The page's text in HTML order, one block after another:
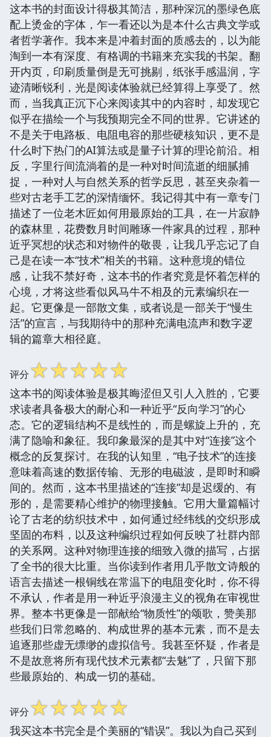
这本书的封面设计得极其简洁，那种深沉的墨绿色底
配上烫金的字体，乍一看还以为是本什么古典文学或
者哲学著作。我本来是冲着封面的质感去的，以为能
淘到一本有深度、有格调的书籍来充实我的书架。翻
开内页，印刷质量倒是无可挑剔，纸张手感温润，字
迹清晰锐利，光是阅读体验就已经算得上享受了。然
而，当我真正沉下心来阅读其中的内容时，却发现它
似乎在描绘一个与我预期完全不同的世界。它讲述的
不是关于电路板、电阻电容的那些硬核知识，更不是
什么时下热门的AI算法或是量子计算的理论前沿。相
反，字里行间流淌着的是一种对时间流逝的细腻捕
捉，一种对人与自然关系的哲学反思，甚至夹杂着一
些对古老手工艺的深情缅怀。我记得其中有一章专门
描述了一位老木匠如何用最原始的工具，在一片寂静
的森林里，花费数月时间雕琢一件家具的过程，那种
近乎冥想的状态和对物件的敬畏，让我几乎忘记了自
己是在读一本“技术”相关的书籍。这种意境的错位
感，让我不禁好奇，这本书的作者究竟是怀着怎样的
心境，才将这些看似风马牛不相及的元素编织在一
起。它更像是一部散文集，或者说是一部关于“慢生
活”的宣言，与我期待中的那种充满电流声和数字逻
辑的篇章大相径庭。
评分☆☆☆☆☆
这本书的阅读体验是极其晦涩但又引人入胜的，它要
求读者具备极大的耐心和一种近乎“反向学习”的心
态。它的逻辑结构不是线性的，而是螺旋上升的，充
满了隐喻和象征。我印象最深的是其中对“连接”这个
概念的反复探讨。在我的认知里，“电子技术”的连接
意味着高速的数据传输、无形的电磁波，是即时和瞬
间的。然而，这本书里描述的“连接”却是迟缓的、有
形的，是需要精心维护的物理接触。它用大量篇幅讨
论了古老的纺织技术中，如何通过经纬线的交织形成
坚固的布料，以及这种编织过程如何反映了社群内部
的关系网。这种对物理连接的细致入微的描写，占据
了全书的很大比重。当你读到作者用几乎散文诗般的
语言去描述一根铜线在常温下的电阻变化时，你不得
不承认，作者是用一种近乎浪漫主义的视角在审视世
界。整本书更像是一部献给“物质性”的颂歌，赞美那
些我们日常忽略的、构成世界的基本元素，而不是去
追逐那些虚无缥缈的虚拟信号。我甚至怀疑，作者是
不是故意将所有现代技术元素都“去魅”了，只留下那
些最原始的、构成一切的基础。
评分☆☆☆☆☆
我买这本书完全是个美丽的“错误”。我以为自己买到